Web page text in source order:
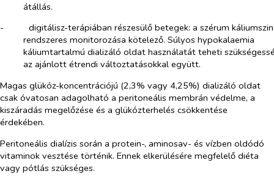
átállás.
-​
digitálisz-terápiában részesülő betegek: a szérum
rendszeres monitorozása kötelező. Súlyos hypokalaemia
káliumtartalmú dializáló oldat használatát teheti
az ajánlott étrendi változtatásokkal együtt.
Magas glükóz-koncentrációjú (2,3% vagy 4,25%) dializáló oldat
csak óvatosan adagolható a peritoneális membrán védelme, a
kiszáradás megelőzése és a glükózterhelés csökkentése
érdekében.
Peritoneális dialízis során a protein-, aminosav- és vízben oldódó
vitaminok vesztése történik. Ennek elkerülésére megfelelő diéta
vagy pótlás szükséges.